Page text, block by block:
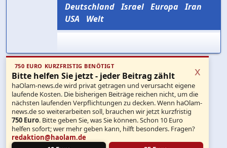
Deutschland Israel Europa Iran
USA
Welt
750 EURO KURZFRISTIG BENÖTIGT
Bitte helfen Sie jetzt - jeder Beitrag zählt
haOlam-news.de wird privat getragen und verursacht eigene
laufende Kosten. Die bisherigen Beiträge reichen nicht, um die
nächsten laufenden Verpflichtungen zu decken. Wenn haOlam-
news.de so weiterarbeiten soll, brauchen wir jetzt kurzfristig
750 Euro. Bitte geben Sie, was Sie können. Schon 10 Euro
helfen sofort; wer mehr geben kann, hilft besonders. Fragen?
redaktion@haolam.de
x